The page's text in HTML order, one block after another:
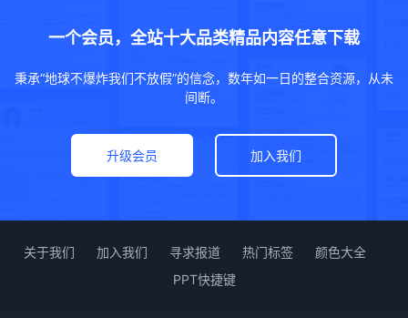
一个会员，全站十大品类精品内容任意下载
秉承“地球不爆炸我们不放假”的信念，数年如一日的整合资源，从未
间断。
升级会员 加入我们
关于我们 加入我们 寻求报道 热门标签
颜色大全
PPT快捷键